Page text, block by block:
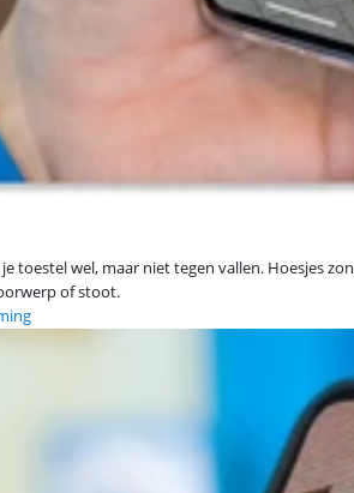
toestel wel, maar niet tegen vallen. Hoesjes
of stoot.